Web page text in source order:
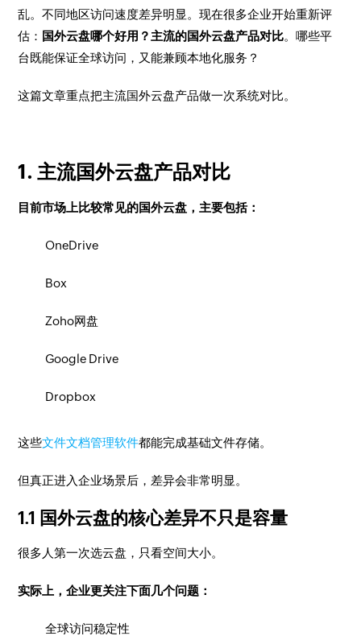
乱。不同地区访问速度差异明显。现在很多企业开始重新评
估： 国外云盘哪个好用？主流的国外云盘产品对比。哪些平
台既能保证全球访问，又能兼顾本地化服务？
这篇文章重点把主流国外云盘产品做一次系统对比。
1. 主流国外云盘产品对比
目前市场上比较常见的国外云盘，主要包括：
OneDrive
Box
Zoho网盘
Google Drive
Dropbox
这些文件文档管理软件都能完成基础文件存储。
但真正进入企业场景后，差异会非常明显。
1.1 国外云盘的核心差异不只是容量
很多人第一次选云盘，只看空间大小。
实际上，企业更关注下面几个问题：
全球访问稳定性